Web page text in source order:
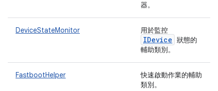
器。
DeviceStateMonitor 用於監控
IDevice 狀態的
輔助類別。
FastbootHelper
快速啟動作業的輔助
類別。